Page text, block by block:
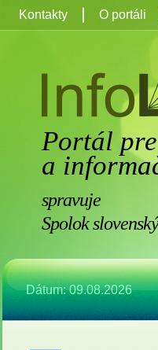
Portál
a
spravuje
Spolok
Dátum: 09.08.2026
Kontakty O portáli